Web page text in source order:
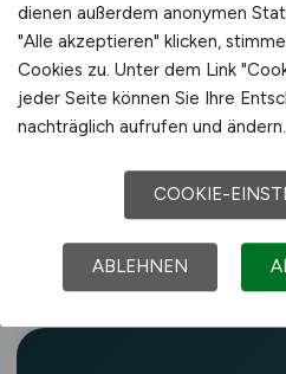
Der Fachkräftebedarf in
laut Bundesagentur für
überdurchschnittlich
Regionen Deutschlands –
duales Studium, Trainee-
dienen außerdem anonymen
"Alle akzeptieren" klicken,
Cookies zu. Unter dem Link
jeder Seite können Sie Ihre
nachträglich aufrufen und ändern.
COOKIE-
ABLEHNEN